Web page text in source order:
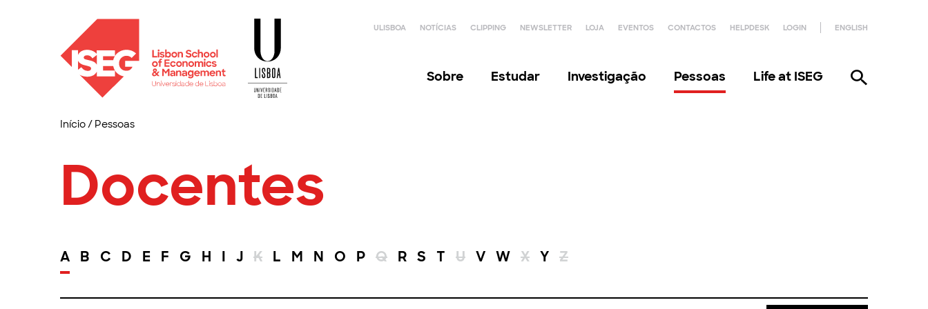
ULISBOA NOTÍCIAS CLIPPING NEWSLETTER LOJA EVENTOS CONTACTOS HELPDESK LOGIN ENGLISH
Sobre Estudar Investigação Pessoas Life at ISEG
Início/ Pessoas
Docentes
A B C D E F G H I J K L M N O P Q R S T U V W X Y Z